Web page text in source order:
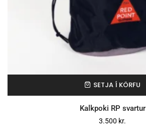
SETJA Í KÖRFU
Kalkpoki RP svartur
3.500 kr.